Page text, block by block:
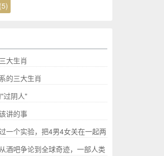
(5)
大生肖
的三大生肖
过阴人"
讲的事
一个实验，把4男4女关在一起两
酒吧争论到全球奇迹，一部人类